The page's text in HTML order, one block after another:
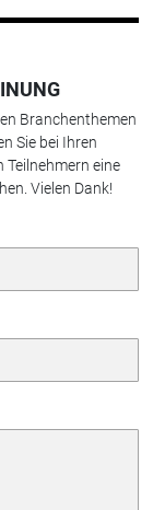
Branchenthemen
Sie bei Ihren
eine
Vielen Dank!